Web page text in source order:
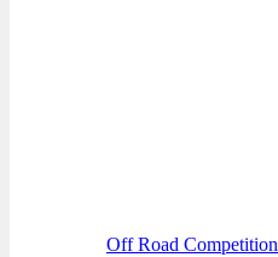
Off Road Competition